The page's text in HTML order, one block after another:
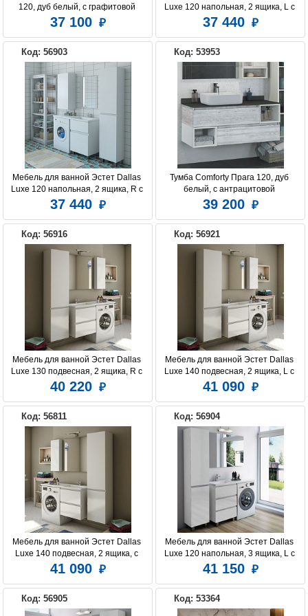
120, дуб белый, с графитовой
столешницей, с раковиной
37 100
Luxe 120 напольная, 2 ящика, L с
раковиной
37 440
Код: 56903
Мебель для ванной Эстет Dallas
Luxe 120 напольная, 2 ящика, R с
раковиной
37 440
Код: 53953
Тумба Сomforty Прага 120, дуб
белый, с антрацитовой
столешницей с раковиной Comforty
39 200
Код: 56916
Мебель для ванной Эстет Dallas
Luxe 130 подвесная, 2 ящика, R с
раковиной
40 220
Код: 56921
Мебель для ванной Эстет Dallas
Luxe 140 подвесная, 2 ящика, L с
раковиной
41 090
Код: 56811
Мебель для ванной Эстет Dallas
Luxe 140 подвесная, 2 ящика, с
раковиной справа
41 090
Код: 56904
Мебель для ванной Эстет Dallas
Luxe 120 напольная, 3 ящика, L с
раковиной
41 150
Код: 56905 Код: 53364